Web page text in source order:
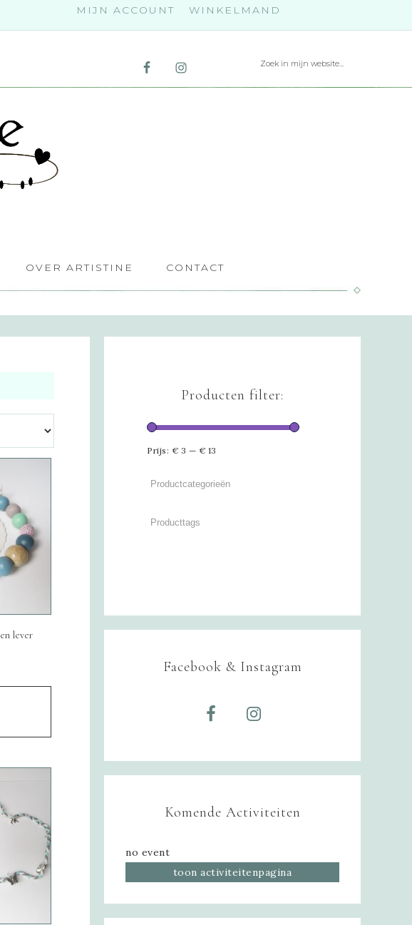
MIJN ACCOUNT WINKELMAND
OVER ARTISTINE CONTACT
lever
Producten filter:
Prijs: € 3 — € 13
Facebook & Instagram
Komende Activiteiten
no event
toon activiteitenpagina